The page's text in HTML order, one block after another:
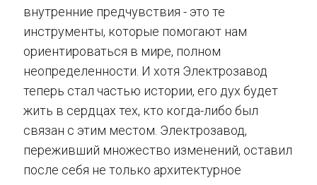
внутренние предчувствия - это те
инструменты, которые помогают нам
ориентироваться в мире, полном
неопределенности. И хотя Электрозавод
теперь стал частью истории, его дух будет
жить в сердцах тех, кто когда-либо был
связан с этим местом. Электрозавод,
переживший множество изменений, оставил
после себя не только архитектурное